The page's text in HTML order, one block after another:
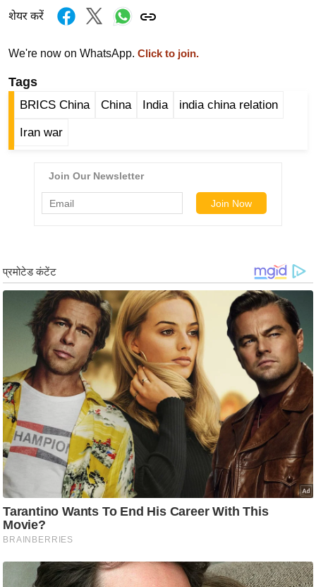
वु
फि
स
मी
क्षा
g
N
ला
इ
फ
स्टा
इ
लॉ
जी
ब्यू
शेयर करें
We're now on WhatsApp. Click to join.
Tags
BRICS China China India india china relation
Iran war